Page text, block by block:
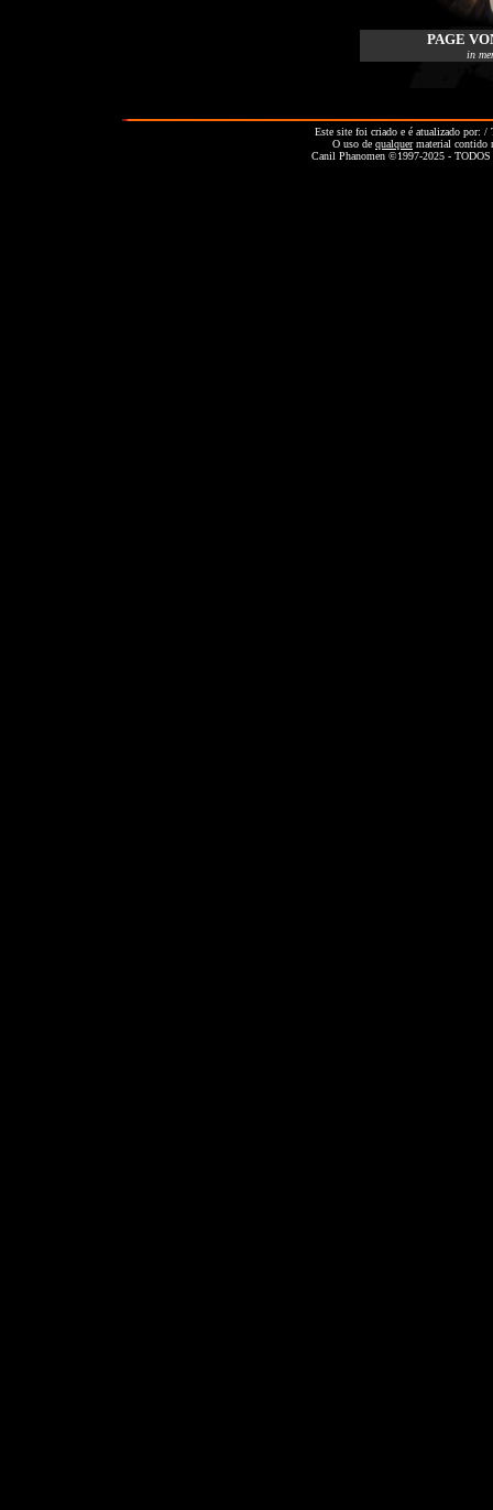
PAGE
in
Este site foi criado e é atualizado por:
O uso de qualquermaterial contido
Canil Phanomen ©1997-2025 -